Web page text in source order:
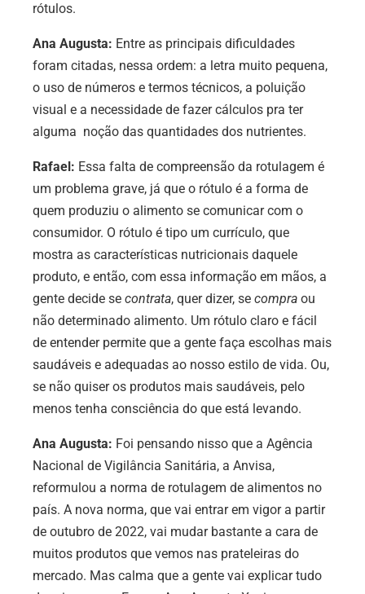
rótulos.
Ana Augusta: Entre as principais dificuldades
foram citadas, nessa ordem: a letra muito pequena,
o uso de números e termos técnicos, a poluição
visual e a necessidade de fazer cálculos pra ter
alguma noção das quantidades dos nutrientes.
Rafael: Essa falta de compreensão da rotulagem é
um problema grave, já que o rótulo é a forma de
quem produziu o alimento se comunicar com o
consumidor. O rótulo é tipo um currículo, que
mostra as características nutricionais daquele
produto, e então, com essa informação em mãos, a
gente decide se contrata, quer dizer, se compra ou
não determinado alimento. Um rótulo claro e fácil
de entender permite que a gente faça escolhas mais
saudáveis e adequadas ao nosso estilo de vida. Ou,
se não quiser os produtos mais saudáveis, pelo
menos tenha consciência do que está levando.
Ana Augusta: Foi pensando nisso que a Agência
Nacional de Vigilância Sanitária, a Anvisa,
reformulou a norma de rotulagem de alimentos no
país. A nova norma, que vai entrar em vigor a partir
de outubro de 2022, vai mudar bastante a cara de
muitos produtos que vemos nas prateleiras do
mercado. Mas calma que a gente vai explicar tudo